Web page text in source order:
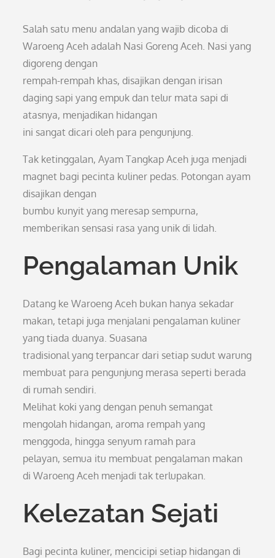
Salah satu menu andalan yang wajib dicoba di
Waroeng Aceh adalah Nasi Goreng Aceh. Nasi yang
digoreng dengan
rempah-rempah khas, disajikan dengan irisan
daging sapi yang empuk dan telur mata sapi di
atasnya, menjadikan hidangan
ini sangat dicari oleh para pengunjung.
Tak ketinggalan, Ayam Tangkap Aceh juga menjadi
magnet bagi pecinta kuliner pedas. Potongan ayam
disajikan dengan
bumbu kunyit yang meresap sempurna,
memberikan sensasi rasa yang unik di lidah.
Pengalaman Unik
Datang ke Waroeng Aceh bukan hanya sekadar
makan, tetapi juga menjalani pengalaman kuliner
yang tiada duanya. Suasana
tradisional yang terpancar dari setiap sudut warung
membuat para pengunjung merasa seperti berada
di rumah sendiri.
Melihat koki yang dengan penuh semangat
mengolah hidangan, aroma rempah yang
menggoda, hingga senyum ramah para
pelayan, semua itu membuat pengalaman makan
di Waroeng Aceh menjadi tak terlupakan.
Kelezatan Sejati
Bagi pecinta kuliner, mencicipi setiap hidangan di